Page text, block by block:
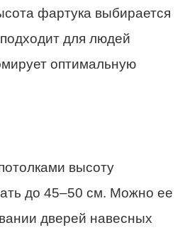
фартука выбирается
для людей
оптимальную
высоту
до 45–50 см. Можно ее
дверей навесных